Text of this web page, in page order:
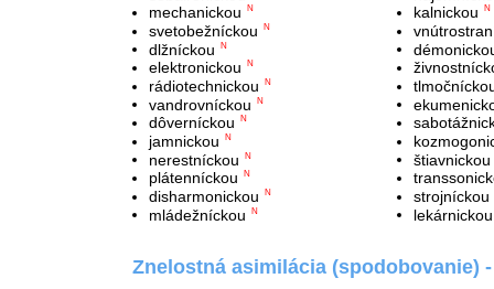
mechanickou N
svetobežníckou N
dlžníckou N
elektronickou N
rádiotechnickou N
vandrovníckou N
dôverníckou N
jamnickou N
nerestníckou N
plátenníckou N
disharmonickou N
mládežníckou N
kalnickou
N
štiavnickou
strojníckou
lekárnickou
Znelostná asimilácia (spodobovanie)